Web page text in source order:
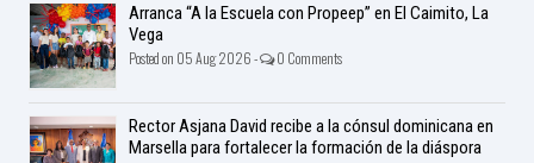
Arranca “A la Escuela con Propeep” en El Caimito, La
Vega
Posted on 05 Aug 2026 - 0 Comments
Rector Asjana David recibe a la cónsul dominicana en
Marsella para fortalecer la formación de la diáspora